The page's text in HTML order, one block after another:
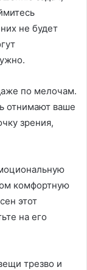
не будет
по мелочам.
отнимают ваше
зрения,
комфортную
этот
на его
трезво и